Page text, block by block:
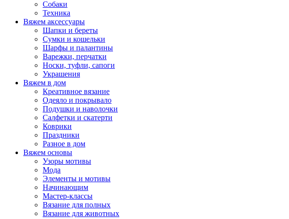
Собаки
Техника
Вяжем аксессуары
Шапки и береты
Сумки и кошельки
Шарфы и палантины
Варежки, перчатки
Носки, туфли, сапоги
Украшения
Вяжем в дом
Креативное вязание
Одеяло и покрывало
Подушки и наволочки
Салфетки и скатерти
Коврики
Праздники
Разное в дом
Вяжем основы
Узоры мотивы
Мода
Элементы и мотивы
Начинающим
Мастер-классы
Вязание для полных
Вязание для животных